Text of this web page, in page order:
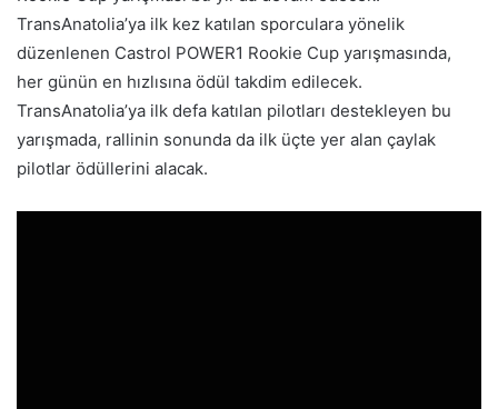
TransAnatolia’ya ilk kez katılan sporculara yönelik
düzenlenen Castrol POWER1 Rookie Cup yarışmasında,
her günün en hızlısına ödül takdim edilecek.
TransAnatolia’ya ilk defa katılan pilotları destekleyen bu
yarışmada, rallinin sonunda da ilk üçte yer alan çaylak
pilotlar ödüllerini alacak.